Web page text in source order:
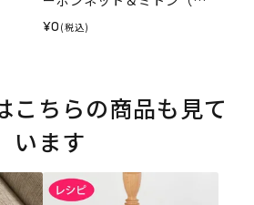
シピ）
¥0 (税込)
こちらの商品も見て
います